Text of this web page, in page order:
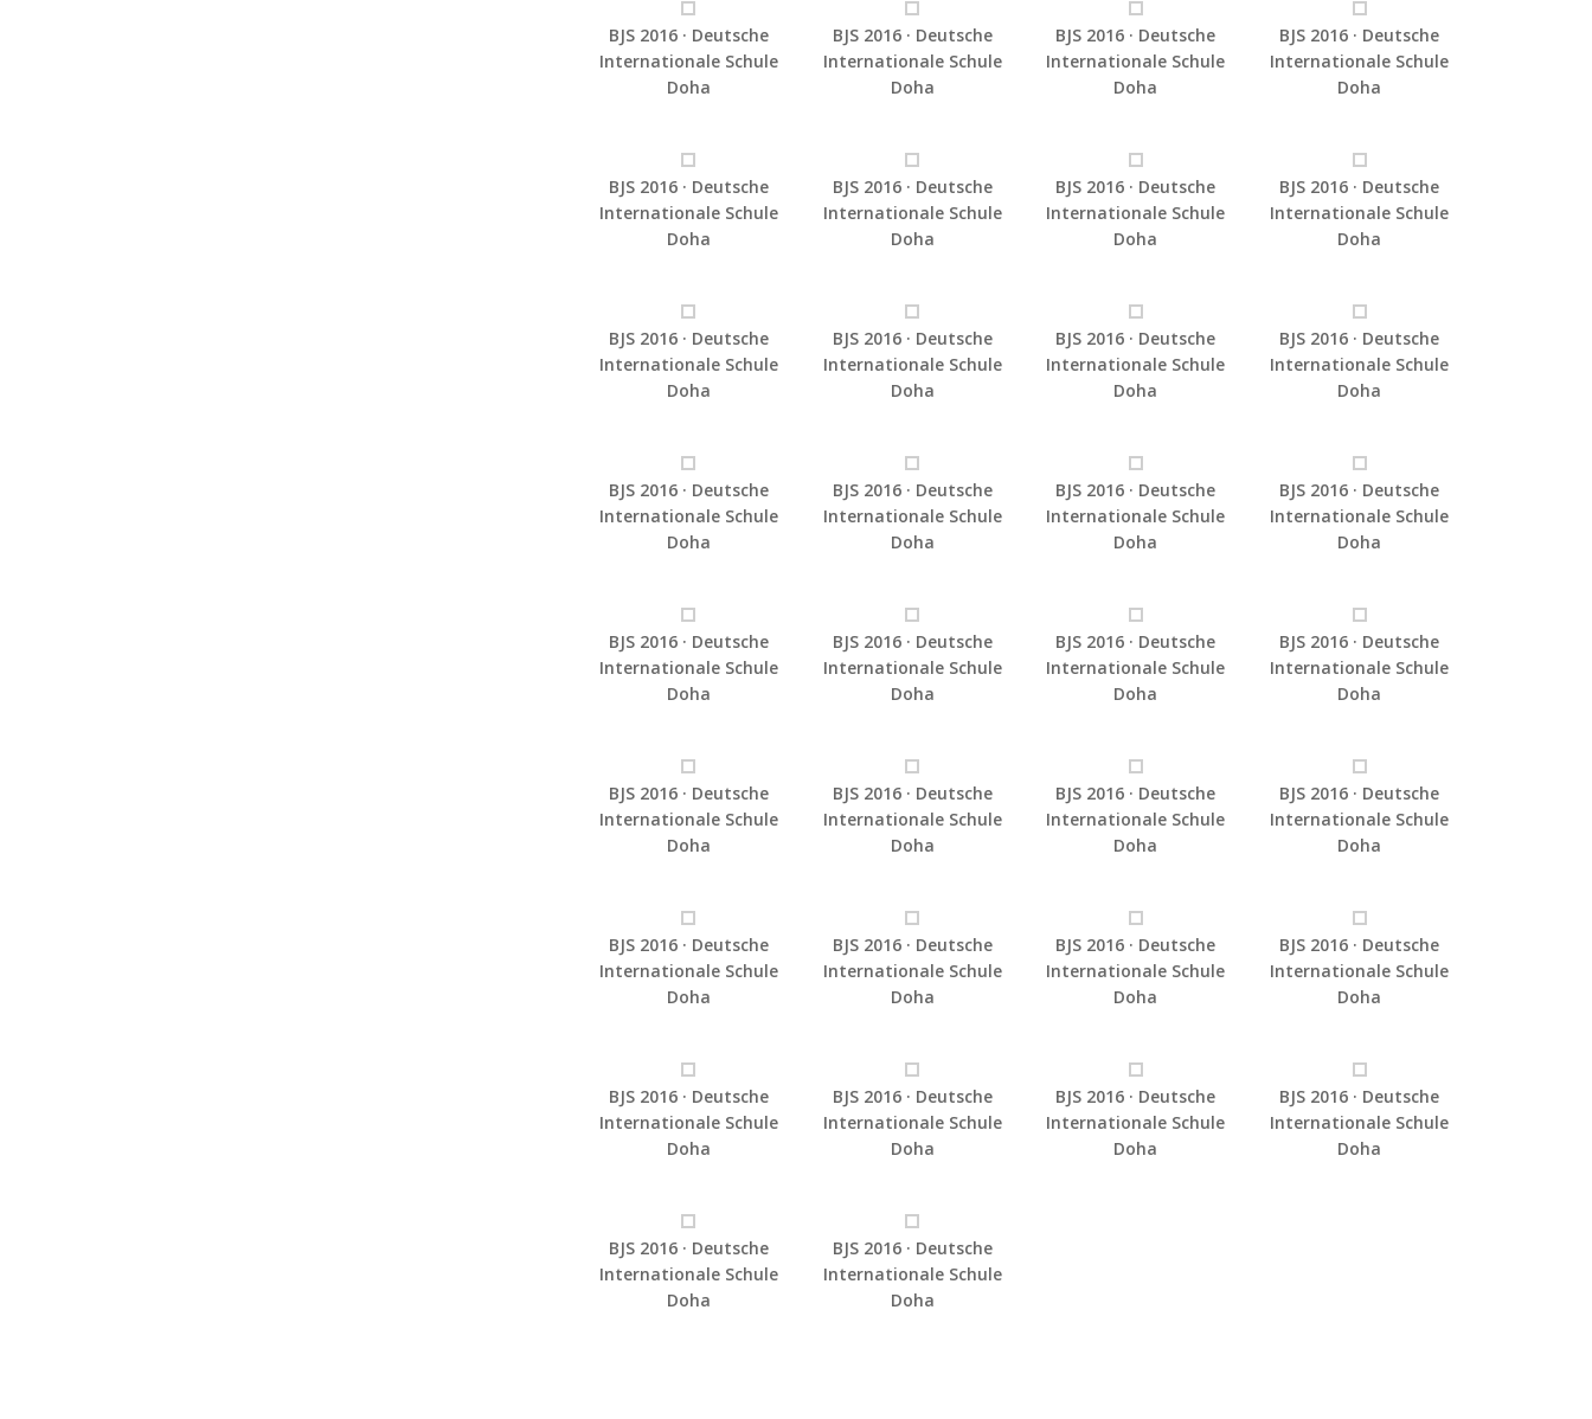
BJS 2016 · Deutsche
Internationale Schule
Doha
BJS 2016 · Deutsche
Internationale Schule
Doha
BJS 2016 · Deutsche
Internationale Schule
Doha
BJS 2016 · Deutsche
Internationale Schule
Doha
BJS 2016 · Deutsche
Internationale Schule
Doha
BJS 2016 · Deutsche
Internationale Schule
Doha
BJS 2016 · Deutsche
Internationale Schule
Doha
BJS 2016 · Deutsche
Internationale Schule
Doha
BJS 2016 · Deutsche
Internationale Schule
Doha
BJS 2016 · Deutsche
Internationale Schule
Doha
BJS 2016 · Deutsche
Internationale Schule
Doha
BJS 2016 · Deutsche
Internationale Schule
Doha
BJS 2016 · Deutsche
Internationale Schule
Doha
BJS 2016 · Deutsche
Internationale Schule
Doha
BJS 2016 · Deutsche
Internationale Schule
Doha
BJS 2016 · Deutsche
Internationale Schule
Doha
BJS 2016 · Deutsche
Internationale Schule
Doha
BJS 2016 · Deutsche
Internationale Schule
Doha
BJS 2016 · Deutsche
Internationale Schule
Doha
BJS 2016 · Deutsche
Internationale Schule
Doha
BJS 2016 · Deutsche
Internationale Schule
Doha
BJS 2016 · Deutsche
Internationale Schule
Doha
BJS 2016 · Deutsche
Internationale Schule
Doha
BJS 2016 · Deutsche
Internationale Schule
Doha
BJS 2016 · Deutsche
Internationale Schule
Doha
BJS 2016 · Deutsche
Internationale Schule
Doha
BJS 2016 · Deutsche
Internationale Schule
Doha
BJS 2016 · Deutsche
Internationale Schule
Doha
BJS 2016 · Deutsche
Internationale Schule
Doha
BJS 2016 · Deutsche
Internationale Schule
Doha
BJS 2016 · Deutsche
Internationale Schule
Doha
BJS 2016 · Deutsche
Internationale Schule
Doha
BJS 2016 · Deutsche
Internationale Schule
Doha
BJS 2016 · Deutsche
Internationale Schule
Doha